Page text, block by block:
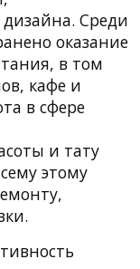
Среди
оказание
в том
кафе и
в сфере
и тату
этому